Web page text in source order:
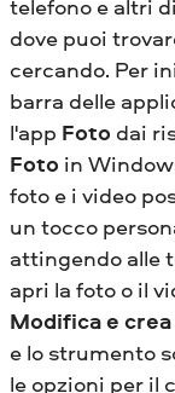
telefono e altri
dove puoi
cercando. Per
barra delle
l'app Foto dai
Foto in
foto e i video
un tocco
attingendo alle
apri la foto o il
Modifica e crea
e lo strumento
le opzioni per il